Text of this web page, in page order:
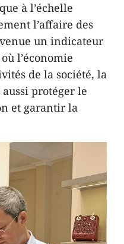
à l’échelle
l’affaire des
un indicateur
l’économie
de la société, la
protéger le
et garantir la